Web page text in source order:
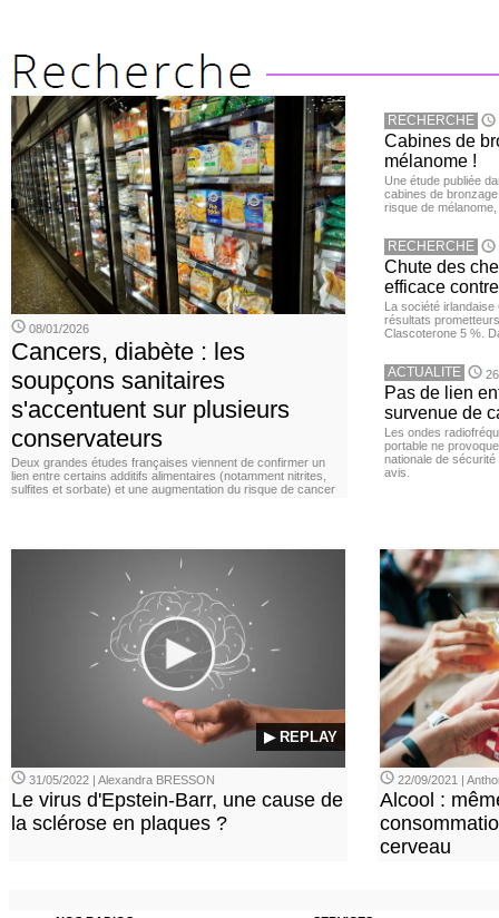
08/01/2026
Cancers, diabète : les
soupçons sanitaires
s'accentuent sur plusieurs
conservateurs
Deux grandes études françaises viennent de confirmer un
lien entre certains additifs alimentaires (notamment nitrites,
sulfites et sorbate) et une augmentation du risque de cancer
RECHERCHE
Cabines de
mélanome !
Une étude publiée
cabines de
risque de
RECHERCHE
Chute des
efficace
La société
résultats
Clascoterone 5 %.
ACTUALITE
Pas de lien
survenue de
Les ondes
portable ne
nationale de
avis.
▶ REPLAY
31/05/2022 | Alexandra BRESSON
Le virus d'Epstein-Barr, une cause de
la sclérose en plaques ?
22/09/2021 |
Alcool :
cerveau